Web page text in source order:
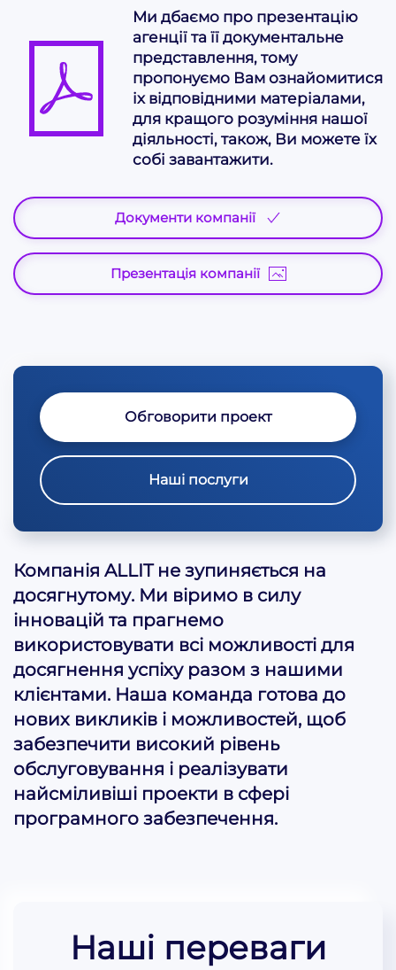
Ми дбаємо про презентацію
агенції та її документальне
представлення, тому
пропонуємо Вам ознайомитися
іх відповідними матеріалами,
для кращого розуміння нашої
діяльності, також, Ви можете їх
собі завантажити.
Документи компанії
Презентація компанії
Обговорити проект
Наші послуги
Компанія ALLIT не зупиняється на
досягнутому. Ми віримо в силу
інновацій та прагнемо
використовувати всі можливості для
досягнення успіху разом з нашими
клієнтами. Наша команда готова до
нових викликів і можливостей, щоб
забезпечити високий рівень
обслуговування і реалізувати
найсміливіші проекти в сфері
програмного забезпечення.
Наші переваги